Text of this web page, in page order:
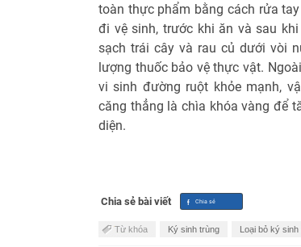
toàn thực phẩm bằng cách rửa
đi vệ sinh, trước khi ăn và sau
sạch trái cây và rau củ dưới vòi
lượng thuốc bảo vệ thực vật.
vi sinh đường ruột khỏe mạnh,
căng thẳng là chìa khóa vàng để
diện.
Chia sẻ bài viết
Từ khóa Ký sinh trùng Loại bỏ ký